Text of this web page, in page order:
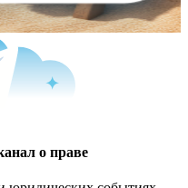
о праве